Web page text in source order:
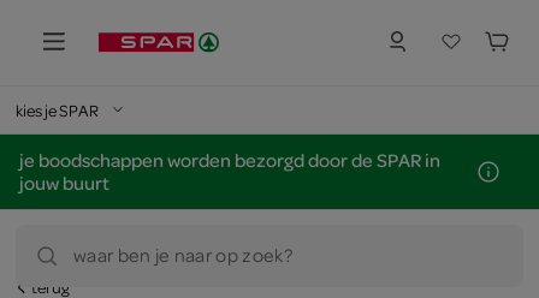
kies je SPAR
je boodschappen worden bezorgd door de SPAR in
jouw buurt
waar ben je naar op zoek?
terug